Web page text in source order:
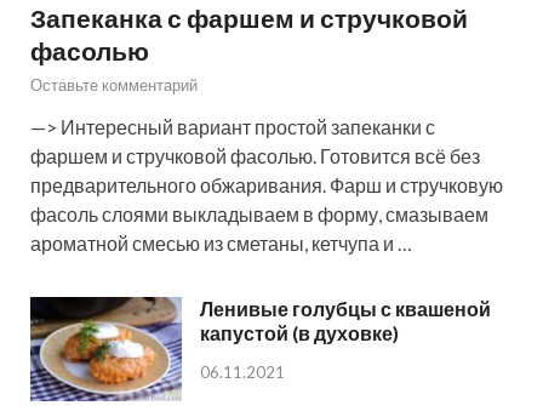
Запеканка с фаршем и стручковой
фасолью
Оставьте комментарий
—> Интересный вариант простой запеканки с
фаршем и стручковой фасолью. Готовится всё без
предварительного обжаривания. Фарш и стручковую
фасоль слоями выкладываем в форму, смазываем
ароматной смесью из сметаны, кетчупа и …
Ленивые голубцы с квашеной
капустой (в духовке)
06.11.2021